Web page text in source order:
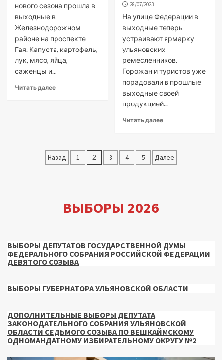
нового сезона прошла в
выходные в
Железнодорожном
районе на проспекте
Гая. Капуста, картофель,
лук, мясо, яйца,
саженцы и...
Читать далее
28/07/2023
На улице Федерации в
выходные теперь
устраивают ярмарку
ульяновских
ремесленников.
Горожан и туристов уже
порадовали в прошлые
выходные своей
продукцией...
Читать далее
Пагинация
Назад 1 2 3 4 5 Далее
ВЫБОРЫ 2026
ВЫБОРЫ ДЕПУТАТОВ ГОСУДАРСТВЕННОЙ ДУМЫ
ФЕДЕРАЛЬНОГО СОБРАНИЯ РОССИЙСКОЙ ФЕДЕРАЦИИ
ДЕВЯТОГО СОЗЫВА
ВЫБОРЫ ГУБЕРНАТОРА УЛЬЯНОВСКОЙ ОБЛАСТИ
ДОПОЛНИТЕЛЬНЫЕ ВЫБОРЫ ДЕПУТАТА
ЗАКОНОДАТЕЛЬНОГО СОБРАНИЯ УЛЬЯНОВСКОЙ
ОБЛАСТИ СЕДЬМОГО СОЗЫВА ПО ВЕШКАЙМСКОМУ
ОДНОМАНДАТНОМУ ИЗБИРАТЕЛЬНОМУ ОКРУГУ №2